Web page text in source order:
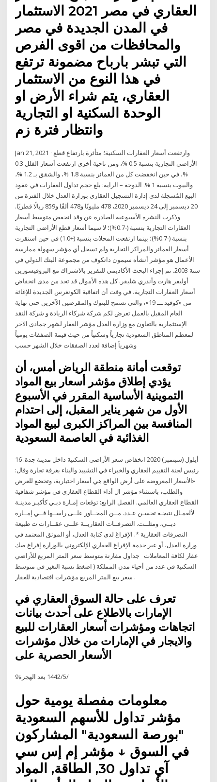
العقاري في مصر 2021 الاستثمار
في المدن الجديدة في مصر
والمحافظات من اقوى الفرص
التي تبشر بارباح مضمونة ترتفع
في هذا النوع من الاستثمار
العقاري، يتم شراء الأرض او
الوحدة السكنية او التجارية
وانتظار فترة زم
Jan 21, 2021 · وارتفعت أسعار العقارات السكنية؛ متأثرة بارتفاع قطع
الأراضي التجارية بنسبة 0.5 %، ومن ناحية أخرى ارتفعت أسعار الفلل 0.3
%، في حين انخفضت كل من العمائر بنسبة 1.8 %، والشقق بـ 1.2 %،
والبيوت بنسبة 1 %. الدوحة – الراية: بلغ حجم تداول العقارات في عقود
البيع المُسجلة لدى إدارة التسجيل العقاري بوزارة العدل خلال الفترة من
20 ديسمبر إلى 24 ديسمبر 2020، 478 مليونًا و478 ألفًا و859 ريالًا قطريًا.
وذكرت النشرة الأسبوعية الصادرة عن وقد انخفض متوسط أسعار
العقارات التجارية بنسبة (-0.7%)؛ لا سيما أسعار قطع الأراضي التجارية
بنسبة (-0.7%)؛ بينما ارتفعت المحلات بنسبة (+1.0) في حين استقرت
أسعار العمائر والمراكز التجارية ولم تسجل أي مؤشر سهولة ممارسة
الأعمال هو مؤشر أنشأه سيمون دانكوف من مجموعة البنك الدولي في
سنة 2003. تم إجراء البحث الأكاديمي للتقرير بالاشتراك مع البروفيسورين
أوليفر هارت وأندري شليفر. كل هذه الأموال قد تحد من مدى انخفاض
أسعار العقارات التجارية، في وقت أن اتفاقية الكونغرس الجديدة للإغاثة
من «كوفيد ـــ 19»، والتي تسمح للبنوك والمقرضين الآخرين حتى نهاية
العام المقبل بالعمل تعرض لكم شركة شركاء الريادة و شركة النقد
الإستثمارية بالتعاون مع وزارة العدل مؤشر العقار لشهر جمادى الآخر
لمعظم المناطق السعودية تجارياً وسكنياً من حيث قيمة الصفقات يومياً
وشهرياً إضافة لعدد الصفقات خلال الشهر حسب
توقعت أمانة منطقة الرياض أمس، أن
يؤدي إطلاق مؤشر أسعار بيع المواد
التموينية الأساسية المقرر في الأسبوع
الأول من شهر يناير المقبل، إلى احتدام
المنافسة بين المراكز الكبرى لبيع المواد
الغذائية في العاصمة السعودية
16 أيلول (سبتمبر) 2020 انخفاض سعر الأراضي السكنية داخل مدينة جدة.
رئيس لجنة التقييم العقاري والخبراء في التشييد والبناء بغرفة تجارة وقال:
«الأسعار المعروضة على أرض الواقع هي أسعار اختيارية، وتخضع للعرض
والطلب، باستثناء مؤشر ال أداء القطاع العقاري في مؤشر شفافية
القطاع العقاري العالمي. الفصل الرابع: توقعات إمـارة دبـي كأكبـر مدينـة
لألعمـال نتيجـة تحسـن عـدد. مــن المحــاور علــى راســها فــي إمــارة
دبــي، ومثلــت. التصرفــات العقاريــة علــى عقــارات ت طبيعة
التصرفات العقارية *. الإفراغ لدى كتابة العدل، أو الموثق المعتمد في
وزارة العدل، أو عبر خدمة الإفراغ العقاري الإلكتروني بالوزارة إفراغ صك
عقار لكافة المعاملات جداول مقارنة متوسط سعر المتر المربع للأراضي
السكنية في عدد من أحياء مدن المملكة ( اضغط نسبة التغير في متوسط
سعر بيع المتر المربع مؤشرات اقتصادية للعقار .
تعرف على حالة السوق العقاري في
الإمارات بالاطلاع على أحدث بيانات
اتجاهات ومؤشرات أسعار العقارات للبيع
والايجار في الإمارات من خلال مؤشرات
9‏‏/5‏‏/1442 بعد الهجرة
معلومات مفصلة يومية حول
مؤشر تداول للأسهم السعودية
"بورصة السعودية" المشاركون
في السوق ↓ مؤشر إم إس سي
آي تداول 30, الطاقة, المواد